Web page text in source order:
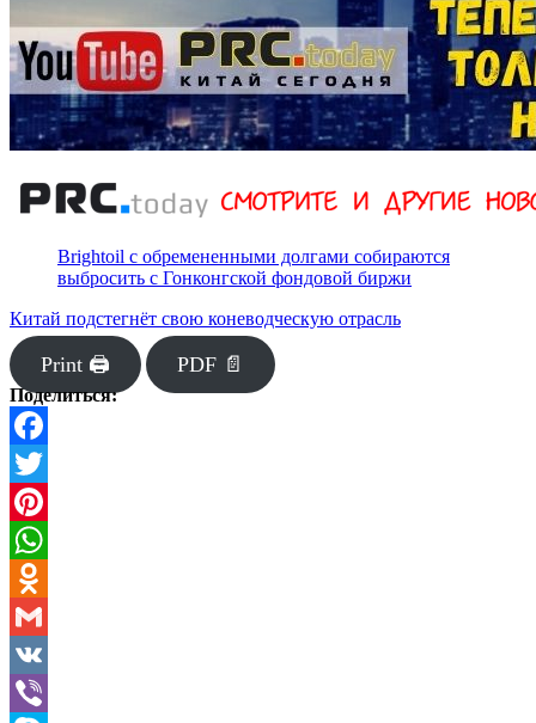
Brightoil с обремененными долгами собираются
выбросить с Гонконгской фондовой биржи
Китай подстегнёт свою коневодческую отрасль
Print 🖨 PDF 📄
Поделиться:
Facebook
Twitter
Pinterest
WhatsApp
Odnoklassniki
Gmail
VK